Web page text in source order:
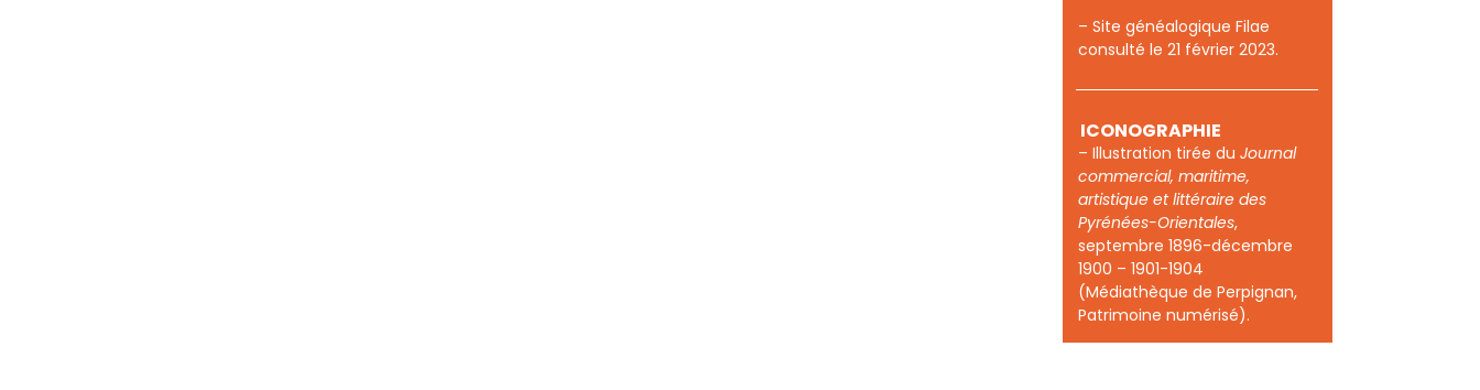
– Site généalogique Filae
consulté le 21 février 2023.
ICONOGRAPHIE
– Illustration tirée du Journal
commercial, maritime,
artistique et littéraire des
Pyrénées-Orientales,
septembre 1896-décembre
1900 – 1901-1904
(Médiathèque de Perpignan,
Patrimoine numérisé).